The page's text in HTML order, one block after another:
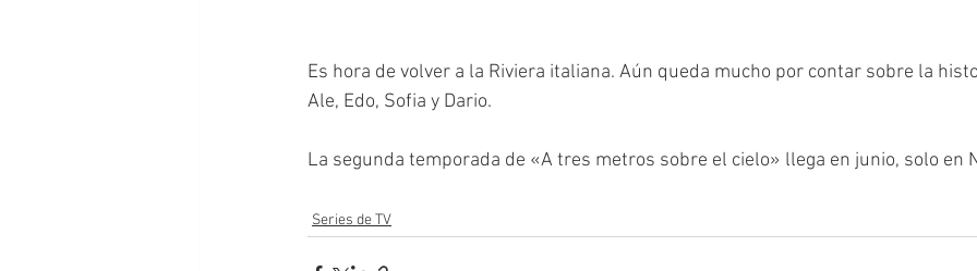
Es hora de volver a la Riviera italiana. Aún queda mucho por contar sobre la
Ale, Edo, Sofia y Dario.
La segunda temporada de «A tres metros sobre el cielo» llega en junio, solo en
Series de TV